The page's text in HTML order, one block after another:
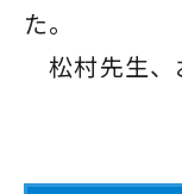
た。
松村先生、